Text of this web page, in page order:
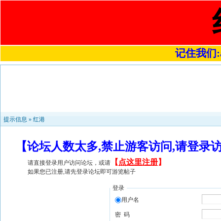
记住我们
提示信息 » 红港
【论坛人数太多,禁止游客访问,请登
请直接登录用户访问论坛，或请 【 点这里注册】
如果您已注册,请先登录论坛即可游览帖子
登录
用户名
密 码